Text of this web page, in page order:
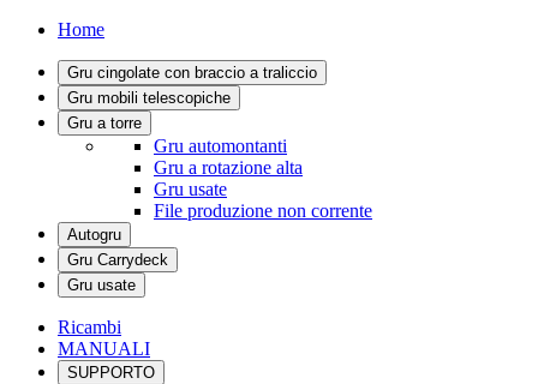
Home
Gru cingolate con braccio a traliccio
Gru mobili telescopiche
Gru a torre
Gru automontanti
Gru a rotazione alta
Gru usate
File produzione non corrente
Autogru
Gru Carrydeck
Gru usate
Ricambi
MANUALI
SUPPORTO